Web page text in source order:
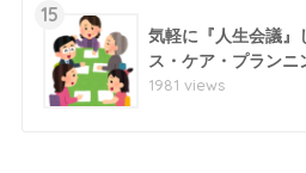
15
気軽に『人生会議』
ス・ケア・プラン
1981 views